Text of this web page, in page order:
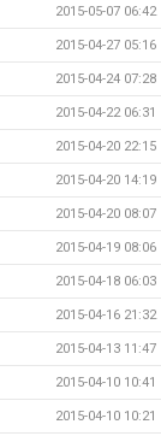
2015-05-07 06:42
2015-04-27 05:16
2015-04-24 07:28
2015-04-22 06:31
2015-04-20 22:15
2015-04-20 14:19
2015-04-20 08:07
2015-04-19 08:06
2015-04-18 06:03
2015-04-16 21:32
2015-04-13 11:47
2015-04-10 10:41
2015-04-10 10:21